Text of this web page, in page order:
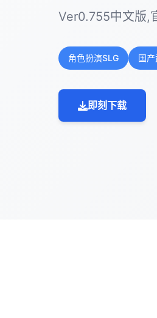
Ver0.755中文版,
角色扮演SLG 国
即刻下载